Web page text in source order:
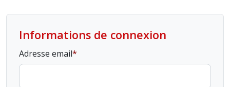
Informations de connexion
Adresse email